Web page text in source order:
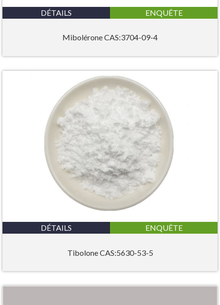
DÉTAILS ENQUÊTE
Mibolérone CAS:3704-09-4
DÉTAILS ENQUÊTE
Tibolone CAS:5630-53-5